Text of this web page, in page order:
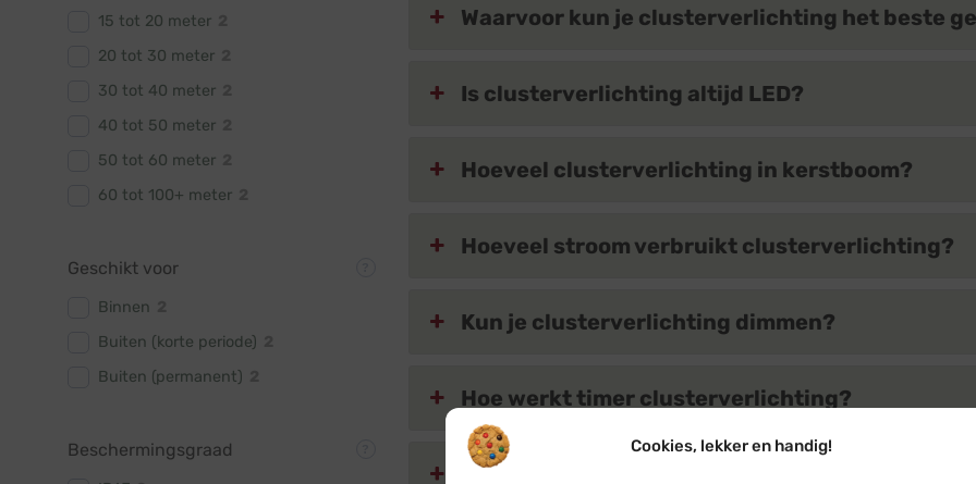
Cookies, lekker en handig!
15 tot 20 meter
20 tot 30 meter
30 tot 40 meter
40 tot 50 meter
50 tot 60 meter
60 tot 100+ meter
Geschikt voor
Binnen
Buiten (korte periode)
Buiten (permanent)
Beschermingsgraad
Waarvoor kun je clusterverlichting het beste
Is clusterverlichting altijd LED?
Hoeveel clusterverlichting in kerstboom?
Hoeveel stroom verbruikt clusterverlichting?
Kun je clusterverlichting dimmen?
Hoe werkt timer clusterverlichting?
Is clusterverlichting ook koppelbaar?